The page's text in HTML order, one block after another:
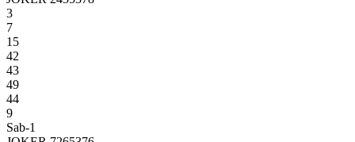
3
7
15
42
43
49
44
9
Sab-1